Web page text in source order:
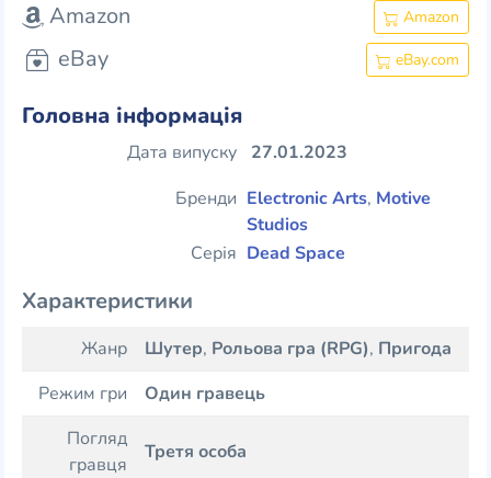
Amazon Amazon
eBay eBay.com
Головна інформація
Дата випуску
27.01.2023
Бренди Electronic Arts, Motive
Studios
Серія Dead Space
Характеристики
Жанр Шутер, Рольова гра (RPG), Пригода
Режим гри
Один гравець
Погляд
гравця
Третя особа